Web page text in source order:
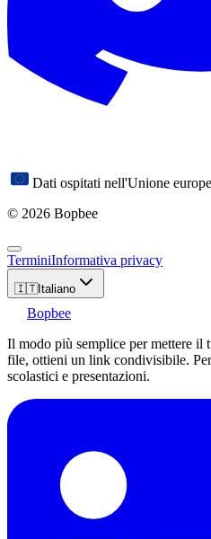
Dati ospitati nell'Unione
© 2026 Bopbee
TerminiInformativa privacy
🇮🇹Italiano
Bopbee
Il modo più semplice per mettere il
file, ottieni un link condivisibile.
scolastici e presentazioni.